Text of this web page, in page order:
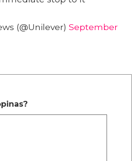
(@Unilever) September